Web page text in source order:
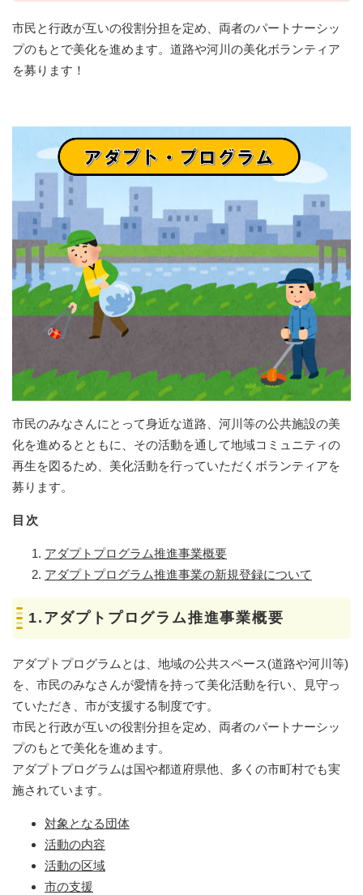
市民と行政が互いの役割分担を定め、両者のパートナーシッ
プのもとで美化を進めます。道路や河川の美化ボランティア
を募ります！
市民のみなさんにとって身近な道路、河川等の公共施設の美
化を進めるとともに、その活動を通して地域コミュニティの
再生を図るため、美化活動を行っていただくボランティアを
募ります。
目次
アダプトプログラム推進事業概要
アダプトプログラム推進事業の新規登録について
1.アダプトプログラム推進事業概要
アダプトプログラムとは、地域の公共スペース(道路や河川等)
を、市民のみなさんが愛情を持って美化活動を行い、見守っ
ていただき、市が支援する制度です。
市民と行政が互いの役割分担を定め、両者のパートナーシッ
プのもとで美化を進めます。
アダプトプログラムは国や都道府県他、多くの市町村でも実
施されています。
対象となる団体
活動の内容
活動の区域
市の支援